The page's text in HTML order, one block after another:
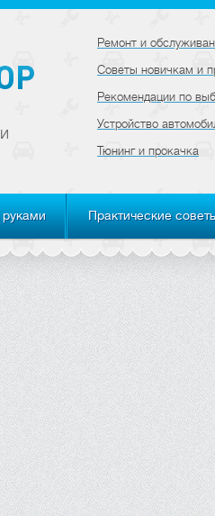
Ремонт и
Советы новичкам и
Рекомендации по
Устройство
Тюнинг и прокачка
Практические